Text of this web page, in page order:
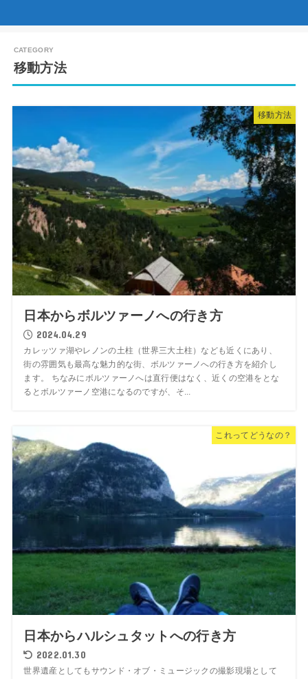
移動方法
移動方法
日本からボルツァーノへの行き方
2024.04.29
カレッツァ湖やレノンの土柱（世界三大土柱）なども近くにあり、
街の雰囲気も最高な魅力的な街、ボルツァーノへの行き方を紹介し
ます。 ちなみにボルツァーノへは直行便はなく、近くの空港をとな
るとボルツァーノ空港になるのですが、そ...
これってどうなの？
日本からハルシュタットへの行き方
2022.01.30
世界遺産としてもサウンド・オブ・ミュージックの撮影現場として